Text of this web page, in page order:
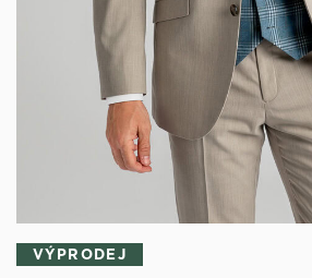
VÝPRODEJ